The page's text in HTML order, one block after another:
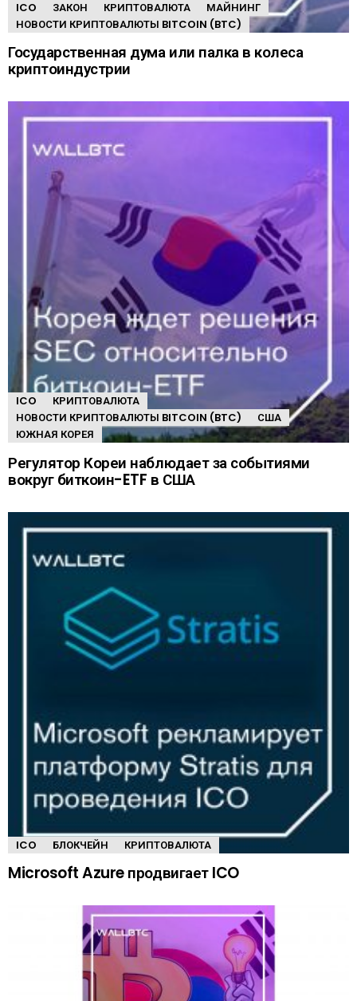
ICO ЗАКОН КРИПТОВАЛЮТА
МАЙНИНГ
НОВОСТИ КРИПТОВАЛЮТЫ BITCOIN (BTC)
Государственная дума или палка в колеса
криптоиндустрии
ICO
КРИПТОВАЛЮТА
НОВОСТИ КРИПТОВАЛЮТЫ BITCOIN (BTC)
США
ЮЖНАЯ КОРЕЯ
Регулятор Кореи наблюдает за событиями
вокруг биткоин-ETF в США
ICO БЛОКЧЕЙН КРИПТОВАЛЮТА
Microsoft Azure продвигает ICO